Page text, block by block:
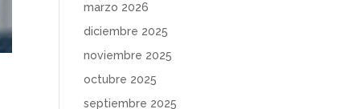
marzo 2026
diciembre 2025
noviembre 2025
octubre 2025
septiembre 2025